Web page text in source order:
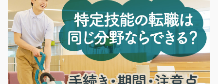
冷凍倉庫内でのリフト作業（リーチ）です。 現場には約
10名前後のリフト作…
長期（3ヶ月以上）
時給1200円
福岡県福岡市東区
気になる